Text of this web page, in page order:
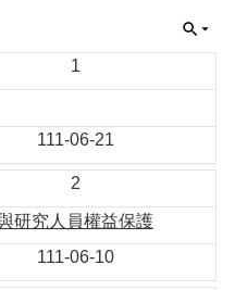
1
111-06-21
2
研究人員權益保護
111-06-10